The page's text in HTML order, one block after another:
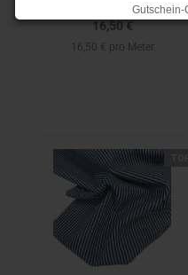
Gutschein-
16,50 €
16,50 € pro Meter